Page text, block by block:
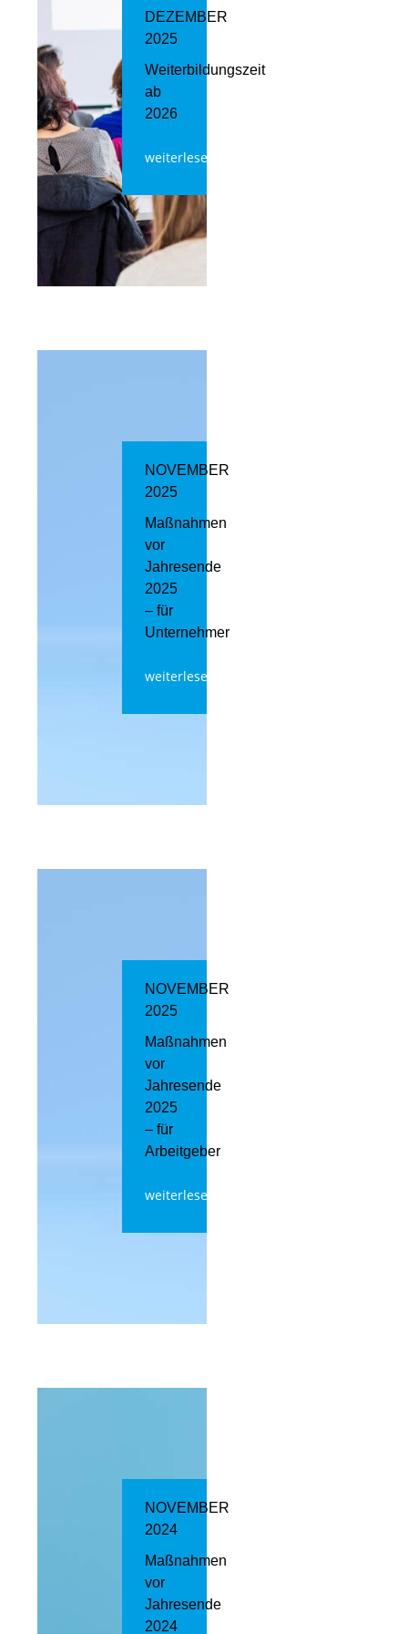
DEZEMBER
2025
Weiterbildungszeit
ab
2026
weiterlesen
NOVEMBER
2025
Maßnahmen
vor
Jahresende
2025
– für
Unternehmer
weiterlesen
NOVEMBER
2025
Maßnahmen
vor
Jahresende
2025
– für
Arbeitgeber
weiterlesen
NOVEMBER
2024
Maßnahmen
vor
Jahresende
2024